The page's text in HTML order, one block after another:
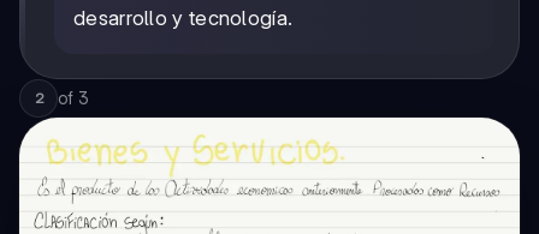
desarrollo y tecnología.
2 of 3